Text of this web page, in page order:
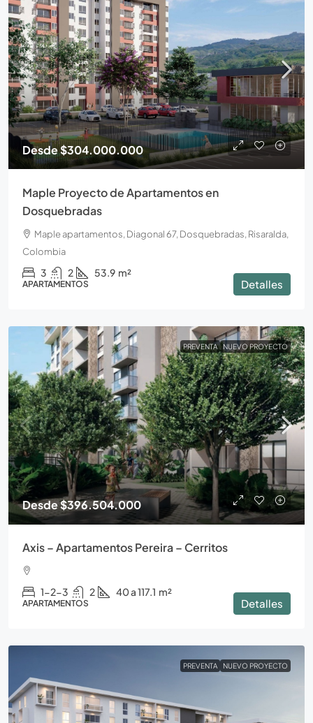
Desde$304.000.000
Maple Proyecto de Apartamentos en
Dosquebradas
Maple apartamentos, Diagonal 67, Dosquebradas, Risaralda,
Colombia
3 2 53.9 m²
APARTAMENTOS Detalles
PREVENTA NUEVO PROYECTO
Desde$396.504.000
Axis – Apartamentos Pereira – Cerritos
1-2-3 2 40 a 117.1 m²
APARTAMENTOS Detalles
PREVENTA NUEVO PROYECTO